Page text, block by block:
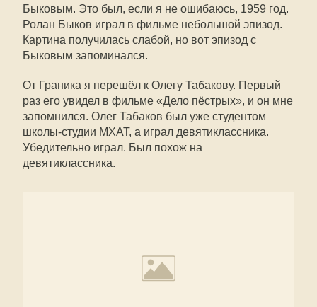
Быковым. Это был, если я не ошибаюсь, 1959 год.
Ролан Быков играл в фильме небольшой эпизод.
Картина получилась слабой, но вот эпизод с
Быковым запоминался.
От Граника я перешёл к Олегу Табакову. Первый
раз его увидел в фильме «Дело пёстрых», и он мне
запомнился. Олег Табаков был уже студентом
школы-студии МХАТ, а играл девятиклассника.
Убедительно играл. Был похож на
девятиклассника.